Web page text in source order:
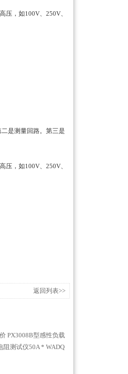
压，如100V、250V、
是测量回路。第三是
压，如100V、250V、
返回列表>>
PX3008B型感性负载
阻测试仪50A * WADQ